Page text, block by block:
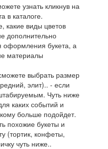
узнать кликнув на
в каталоге.
какие виды цветов
дополнительно
оформления букета, а
материалы
выбрать размер
элит).. - если
Чуть ниже
каких событий и
больше подойдет.
похожие букеты и
(тортик, конфеты,
чуть ниже..